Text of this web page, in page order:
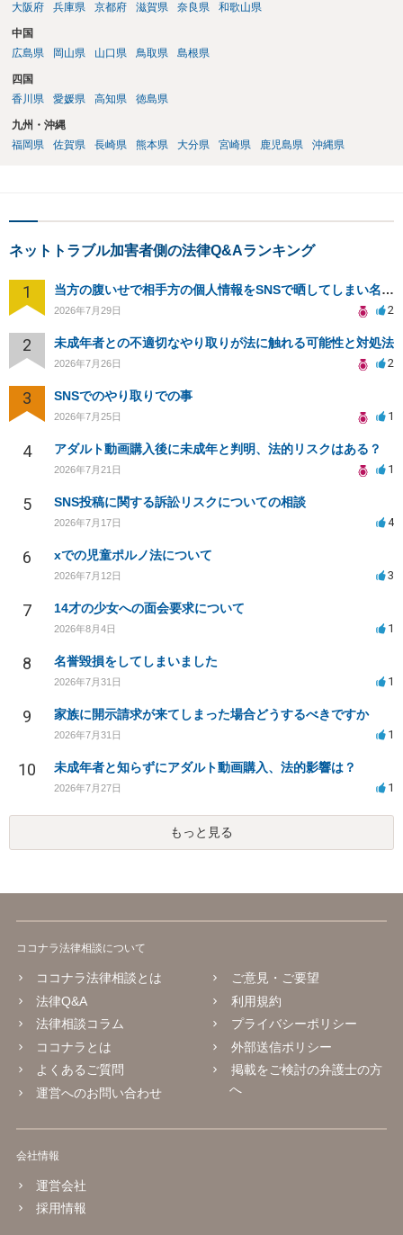
大阪府
兵庫県 京都府 滋賀県 奈良県 和歌山県
中国
広島県
岡山県 山口県 鳥取県 島根県
四国
香川県
愛媛県 高知県 徳島県
九州・沖縄
福岡県
佐賀県 長崎県 熊本県 大分県 宮崎県 鹿児島県 沖縄県
ネットトラブル加害者側の法律Q&Aランキング
1 当方の腹いせで相手方の個人情報をSNSで晒してしまい名誉毀損させてしまったかもしれない
2026年7月29日 2
2 未成年者との不適切なやり取りが法に触れる可能性と対処法
2026年7月26日 2
3 SNSでのやり取りでの事
2026年7月25日 1
4 アダルト動画購入後に未成年と判明、法的リスクはある？
2026年7月21日 1
5 SNS投稿に関する訴訟リスクについての相談
2026年7月17日 4
6 xでの児童ポルノ法について
2026年7月12日 3
7 14才の少女への面会要求について
2026年8月4日 1
8 名誉毀損をしてしまいました
2026年7月31日 1
9 家族に開示請求が来てしまった場合どうするべきですか
2026年7月31日 1
10 未成年者と知らずにアダルト動画購入、法的影響は？
2026年7月27日 1
もっと見る
ココナラ法律相談について
ココナラ法律相談とは
法律Q&A
法律相談コラム
ココナラとは
よくあるご質問
運営へのお問い合わせ
ご意見・ご要望
利用規約
プライバシーポリシー
外部送信ポリシー
掲載をご検討の弁護士の方
へ
会社情報
運営会社
採用情報